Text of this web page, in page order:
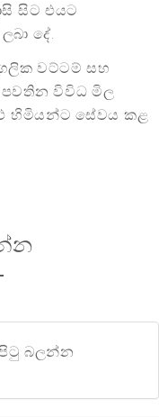
සිට එයට
දේ.
වට්ටම් සහ
පවතින විවිධ මිල
හිමියන්ට සේවය කළ
බලන්න